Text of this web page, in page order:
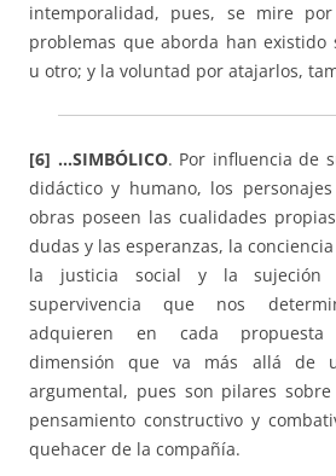
intemporalidad, pues, se mire
problemas que aborda han
u otro; y la voluntad por atajarlos,
[6] …SIMBÓLICO. Por influencia de
didáctico y humano, los
obras poseen las cualidades
dudas y las esperanzas, la
la justicia social y la
supervivencia que nos
adquieren en cada propuesta
dimensión que va más allá de
argumental, pues son pilares
pensamiento constructivo y
quehacer de la compañía.